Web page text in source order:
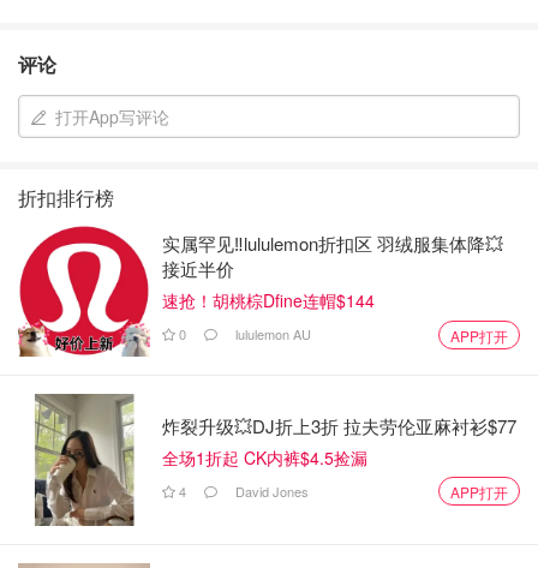
评论
打开App写评论
折扣排行榜
实属罕见‼️lululemon折扣区 羽绒服集体降💥
接近半价
速抢！胡桃棕Dfine连帽$144
0 lululemon AU APP打开
炸裂升级💥DJ折上3折 拉夫劳伦亚麻衬衫$77
全场1折起 CK内裤$4.5捡漏
4 David Jones APP打开